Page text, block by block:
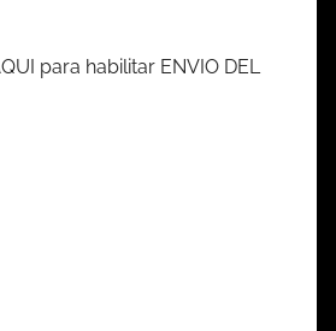
para habilitar ENVIO DEL